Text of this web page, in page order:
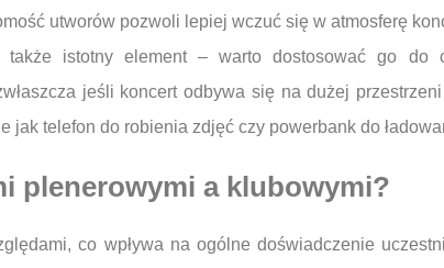
utworów pozwoli lepiej wczuć się w atmosferę
istotny element – warto dostosować go do
jeśli koncert odbywa się na dużej
jak telefon do robienia zdjęć czy powerbank do
plenerowymi a klubowymi?
co wpływa na ogólne doświadczenie